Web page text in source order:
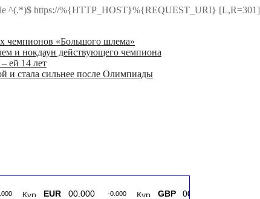
^(.*)$ https://%{HTTP_HOST}%{REQUEST_URI} [L,R=301]
чемпионов «Большого шлема»
и нокдаун действующего чемпиона
ей 14 лет
и стала сильнее после Олимпиады
EUR 00.000 -0.000 GBP 00.000